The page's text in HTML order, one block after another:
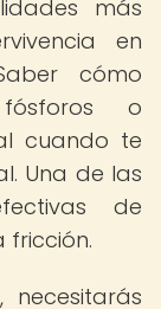
más
en
cómo
o
cuando te
Una de las
de
fricción.